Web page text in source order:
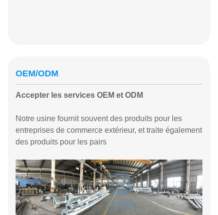
OEM/ODM
Accepter les services OEM et ODM
Notre usine fournit souvent des produits pour les
entreprises de commerce extérieur, et traite également
des produits pour les pairs